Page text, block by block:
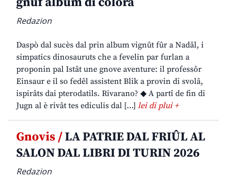
Redazion
Daspò dal sucès dal prin album vignût fûr a Nadâl, i
simpatics dinosauruts che a fevelin par furlan a
proponin pal Istât une gnove aventure: il professôr
Einsaur e il so fedêl assistent Blik a provin di svolâ,
ispirâts dai pterodatils. Rivarano? ◆ A partî de fin di
Jugn al è rivât tes ediculis dal […] lei di plui +
Gnovis /LA PATRIE DAL FRIÛL AL
SALON DAL LIBRI DI TURIN 2026
Redazion